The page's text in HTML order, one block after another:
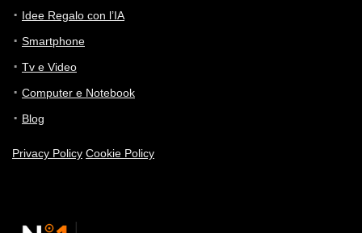
Idee Regalo con l’IA
Smartphone
Tv e Video
Computer e Notebook
Blog
Privacy Policy Cookie Policy